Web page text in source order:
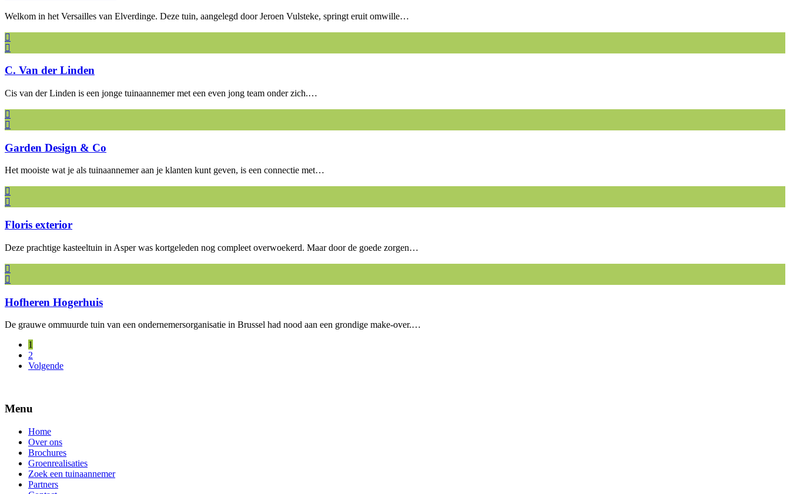
Welkom in het Versailles van Elverdinge. Deze tuin, aangelegd door Jeroen Vulsteke, springt eruit omwille…
C. Van der Linden
Cis van der Linden is een jonge tuinaannemer met een even jong team onder zich.…
Garden Design & Co
Het mooiste wat je als tuinaannemer aan je klanten kunt geven, is een connectie met…
Floris exterior
Deze prachtige kasteeltuin in Asper was kortgeleden nog compleet overwoekerd. Maar door de goede zorgen…
Hofheren Hogerhuis
De grauwe ommuurde tuin van een ondernemersorganisatie in Brussel had nood aan een grondige make-over.…
1
2
Volgende
Menu
Home
Over ons
Brochures
Groenrealisaties
Zoek een tuinaannemer
Partners